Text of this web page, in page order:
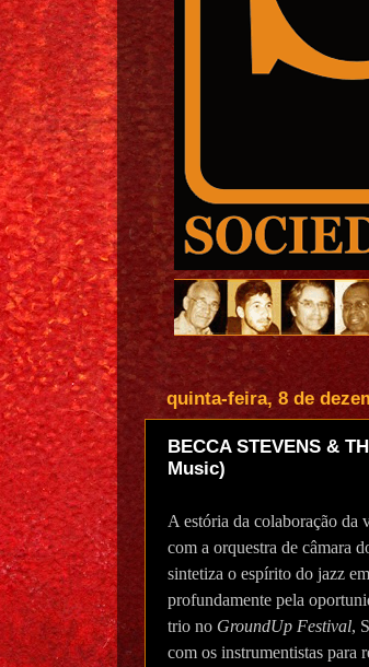
quinta-feira, 8 de
BECCA STEVENS &
Music)
A estória da colaboração da
com a orquestra de câmara
sintetiza o espírito do jazz
profundamente pela
trio no GroundUp Festival,
com os instrumentistas para